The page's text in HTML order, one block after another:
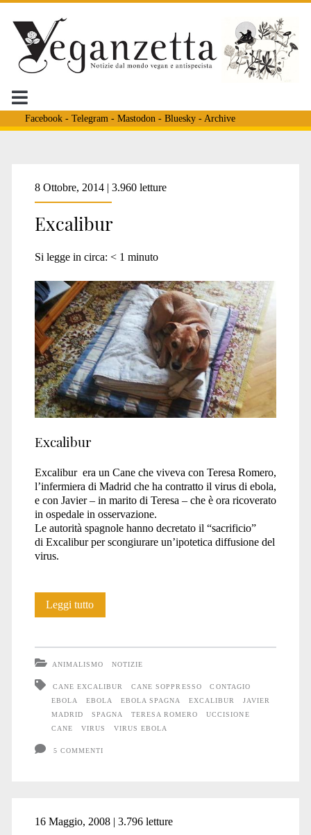
Facebook- Telegram - Mastodon - Bluesky- Archive
Tag:
<span>uccisione
cane</span>
8 Ottobre, 2014 | 3.960 letture
Excalibur
Si legge in circa: < 1 minuto
Excalibur
Excalibur era un Cane che viveva con Teresa Romero,
l’infermiera di Madrid che ha contratto il virus di ebola,
e con Javier – in marito di Teresa – che è ora ricoverato
in ospedale in osservazione.
Le autorità spagnole hanno decretato il “sacrificio”
di Excalibur per scongiurare un’ipotetica diffusione del
virus.
Leggi tuttoExcalibur
ANIMALISMO NOTIZIE
CANE EXCALIBUR CANE SOPPRESSO
CONTAGIO
EBOLA
EBOLA EBOLA SPAGNA EXCALIBUR
JAVIER
MADRID
SPAGNA TERESA ROMERO
UCCISIONE
CANE
VIRUS VIRUS EBOLA
5 COMMENTI
16 Maggio, 2008 | 3.796 letture